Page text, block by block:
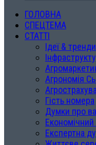
ГОЛОВНА
СПЕЦТЕМА
СТАТТІ
Ідеї & тренди
Агрономія
Гість номера
Думки про
Економічний
Експертна